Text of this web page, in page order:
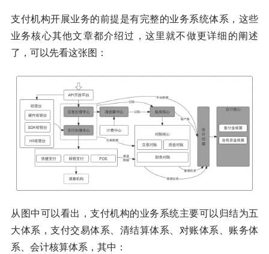
支付机构开展业务的前提是有完整的业务系统体系，这些
业务核心其他文章都介绍过，这里就不做更详细的阐述
了，可以先看这张图：
从图中可以看出，支付机构的业务系统主要可以归结为五
大体系，支付交易体系、清结算体系、对账体系、账务体
系、会计核算体系，其中：